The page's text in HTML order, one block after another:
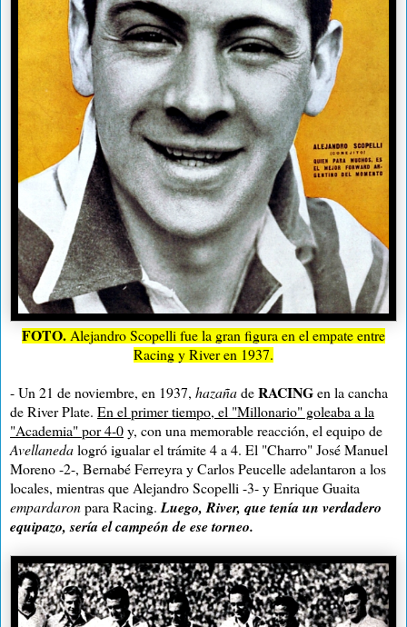
FOTO.Alejandro Scopelli fue la gran figura en el empate entre
Racing y River en 1937.
- Un 21 de noviembre, en 1937, hazañadeRACINGen la cancha
de River Plate. En el primer tiempo, el "Millonario" goleaba a la
"Academia" por 4-0y, con una memorable reacción, el equipo de
Avellanedalogró igualar el trámite 4 a 4. El "Charro" José Manuel
Moreno -2-, Bernabé Ferreyra y Carlos Peucelle adelantaron a los
locales, mientras que Alejandro Scopelli -3- y Enrique Guaita
empardaronpara Racing. Luego, River, que tenía un verdadero
equipazo, sería el campeón de ese torneo.